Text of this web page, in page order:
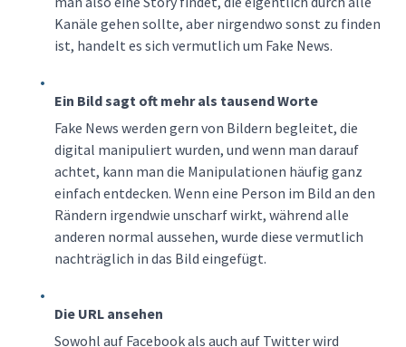
Kanäle gehen sollte, aber nirgendwo sonst zu finden
ist, handelt es sich vermutlich um Fake News.
Ein Bild sagt oft mehr als tausend Worte
Fake News werden gern von Bildern begleitet, die
digital manipuliert wurden, und wenn man darauf
achtet, kann man die Manipulationen häufig ganz
einfach entdecken. Wenn eine Person im Bild an den
Rändern irgendwie unscharf wirkt, während alle
anderen normal aussehen, wurde diese vermutlich
nachträglich in das Bild eingefügt.
Die URL ansehen
Sowohl auf Facebook als auch auf Twitter wird